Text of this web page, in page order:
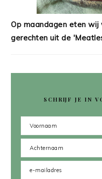
Op maandagen eten wij
gerechten uit de
SCHRIJF JE IN